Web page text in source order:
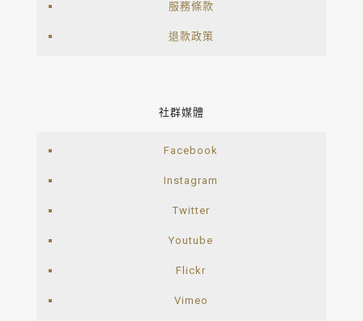
服務條款
退款政策
社群媒體
Facebook
Instagram
Twitter
Youtube
Flickr
Vimeo